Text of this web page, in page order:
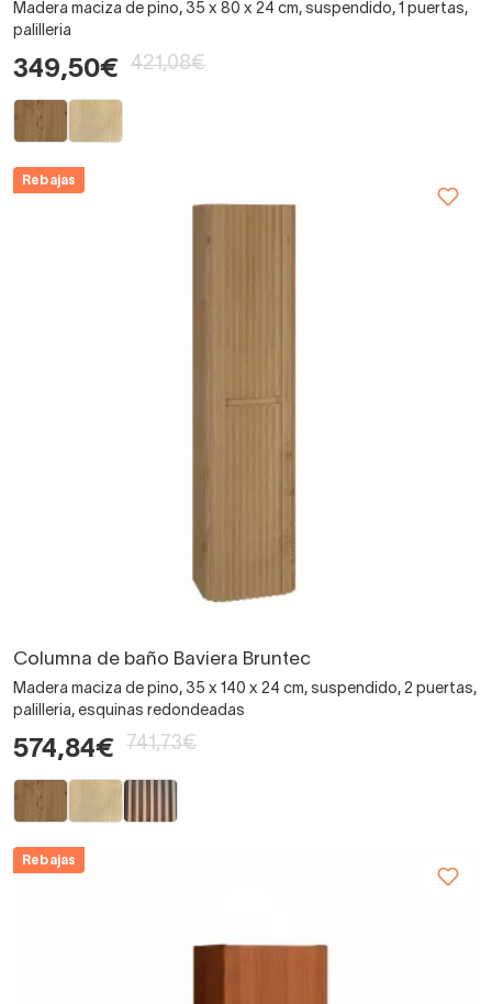
Madera maciza de pino, 35 x 80 x 24 cm, suspendido, 1 puertas,
palilleria
349,50€ 421,08€
Rebajas
Columna de baño Baviera Bruntec
Madera maciza de pino, 35 x 140 x 24 cm, suspendido, 2 puertas,
palilleria, esquinas redondeadas
574,84€ 741,73€
Rebajas